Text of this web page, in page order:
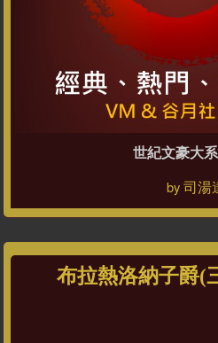
世紀文豪大
by司湯
布拉熱洛納子爵(